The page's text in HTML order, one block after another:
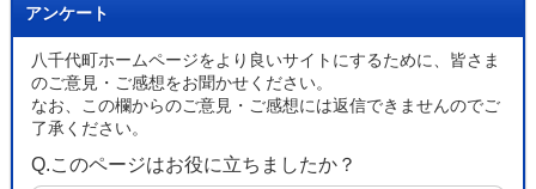
アンケート
八千代町ホームページをより良いサイトにするために、皆さま
のご意見・ご感想をお聞かせください。
なお、この欄からのご意見・ご感想には返信できませんのでご
了承ください。
Q.このページはお役に立ちましたか？